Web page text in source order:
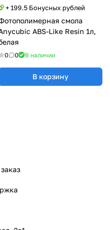
+ 199.5 Бонусных рублей
смола
ABS-Like Resin 1л,
0 0 В наличии
В корзину